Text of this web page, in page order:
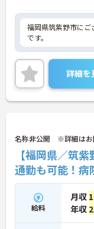
福岡県筑紫野市にご
です。
詳細を
名称非公開 ※詳細はお
【福岡県／筑
通勤も可能！
給料
月収
年収